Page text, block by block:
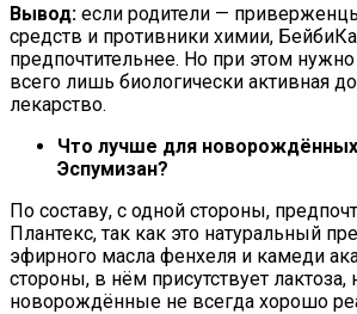
Вывод: если родители —
средств и противники химии,
предпочтительнее. Но при этом нужно
всего лишь биологически активная
лекарство.
Что лучше для
Эспумизан?
По составу, с одной стороны,
Плантекс, так как это натуральный
эфирного масла фенхеля и камеди
стороны, в нём присутствует лактоза,
новорождённые не всегда хорошо